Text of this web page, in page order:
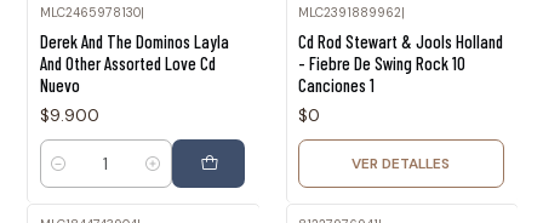
MLC2465978130|
Derek And The Dominos Layla
And Other Assorted Love Cd
Nuevo
$9.900
Cantidad
MLC2391889962|
Cd Rod Stewart & Jools Holland
- Fiebre De Swing Rock 10
Canciones 1
$0
VER DETALLES